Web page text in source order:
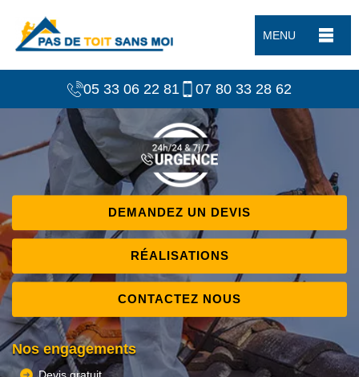
MENU
05 33 06 22 81 07 80 33 28 62
DEMANDEZ UN DEVIS
RÉALISATIONS
CONTACTEZ NOUS
Nos engagements